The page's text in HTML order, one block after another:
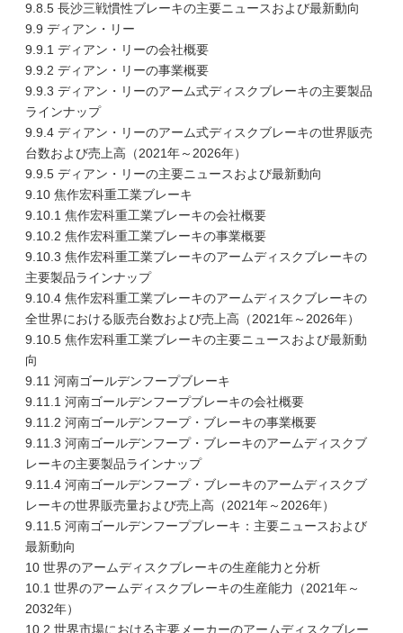
9.8.5 長沙三戦慣性ブレーキの主要ニュースおよび最新動向
9.9 ディアン・リー
9.9.1 ディアン・リーの会社概要
9.9.2 ディアン・リーの事業概要
9.9.3 ディアン・リーのアーム式ディスクブレーキの主要製品
ラインナップ
9.9.4 ディアン・リーのアーム式ディスクブレーキの世界販売
台数および売上高（2021年～2026年）
9.9.5 ディアン・リーの主要ニュースおよび最新動向
9.10 焦作宏科重工業ブレーキ
9.10.1 焦作宏科重工業ブレーキの会社概要
9.10.2 焦作宏科重工業ブレーキの事業概要
9.10.3 焦作宏科重工業ブレーキのアームディスクブレーキの
主要製品ラインナップ
9.10.4 焦作宏科重工業ブレーキのアームディスクブレーキの
全世界における販売台数および売上高（2021年～2026年）
9.10.5 焦作宏科重工業ブレーキの主要ニュースおよび最新動
向
9.11 河南ゴールデンフープブレーキ
9.11.1 河南ゴールデンフープブレーキの会社概要
9.11.2 河南ゴールデンフープ・ブレーキの事業概要
9.11.3 河南ゴールデンフープ・ブレーキのアームディスクブ
レーキの主要製品ラインナップ
9.11.4 河南ゴールデンフープ・ブレーキのアームディスクブ
レーキの世界販売量および売上高（2021年～2026年）
9.11.5 河南ゴールデンフープブレーキ：主要ニュースおよび
最新動向
10 世界のアームディスクブレーキの生産能力と分析
10.1 世界のアームディスクブレーキの生産能力（2021年～
2032年）
10.2 世界市場における主要メーカーのアームディスクブレー